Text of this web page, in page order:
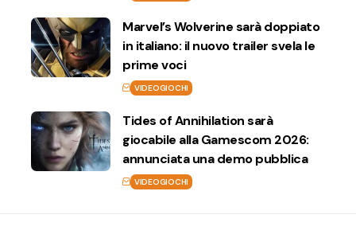
Marvel’s Wolverine sarà doppiato
in italiano: il nuovo trailer svela le
prime voci
VIDEOGIOCHI
Tides of Annihilation sarà
giocabile alla Gamescom 2026:
annunciata una demo pubblica
VIDEOGIOCHI